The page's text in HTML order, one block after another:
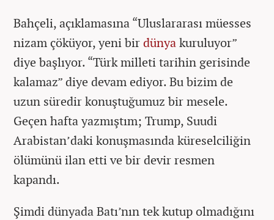
Bahçeli, açıklamasına “Uluslararası müesses
nizam çöküyor, yeni birdünyakuruluyor”
diye başlıyor. “Türk milleti tarihin gerisinde
kalamaz” diye devam ediyor. Bu bizim de
uzun süredir konuştuğumuz bir mesele.
Geçen hafta yazmıştım; Trump, Suudi
Arabistan’daki konuşmasında küreselciliğin
ölümünü ilan etti ve bir devir resmen
kapandı.
Şimdi dünyada Batı’nın tek kutup olmadığını